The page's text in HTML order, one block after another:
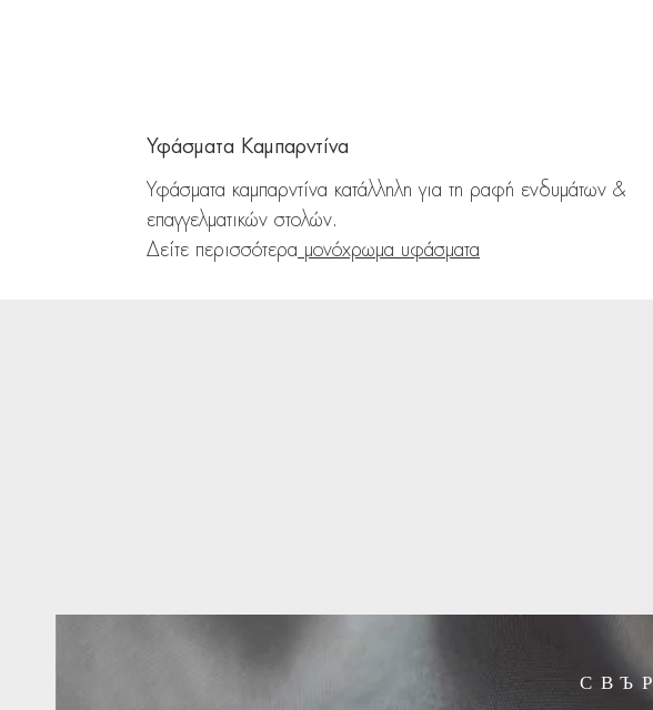
Υφάσματα Καμπαρντίνα
Υφάσματα καμπαρντίνα κατάλληλη για τη ραφή ενδυμάτων &
επαγγελματικών στολών.
Δείτε περισσότερα μονόχρωμα υφάσματα